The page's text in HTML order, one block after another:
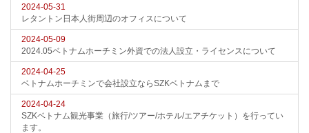
2024-05-31
レタントン日本人街周辺のオフィスについて
2024-05-09
2024.05ベトナムホーチミン外資での法人設立・ライセンスについて
2024-04-25
ベトナムホーチミンで会社設立ならSZKベトナムまで
2024-04-24
SZKベトナム観光事業（旅行/ツアー/ホテル/エアチケット）を行ってい
ます。